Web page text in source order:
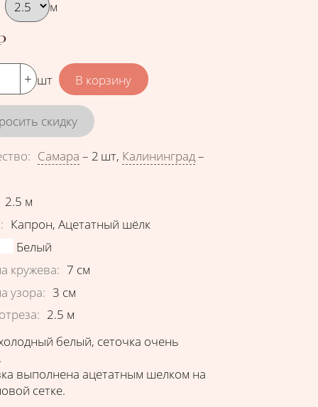
м
шт
скидку
: Самара – 2 шт, Калининград–
2.5 м
: Капрон, Ацетатный шёлк
Белый
кружева: 7 см
узора: 3 см
: 2.5 м
белый, сеточка очень
выполнена ацетатным шелком на
сетке.